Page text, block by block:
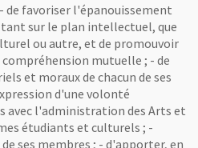
de favoriser l'épanouissement
tant sur le plan intellectuel, que
ou autre, et de promouvoir
mutuelle ; - de
et moraux de chacun de ses
d'une volonté
avec l'administration des Arts et
étudiants et culturels ; -
ses membres ; - d'apporter, en